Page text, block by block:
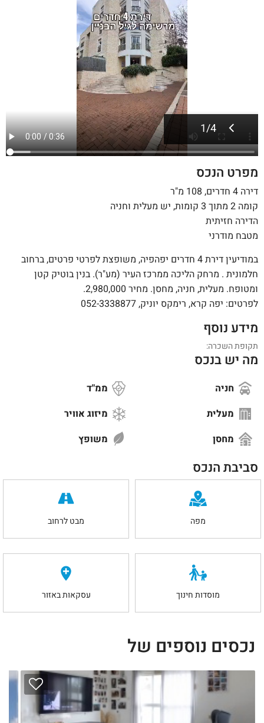
1/4
מפרט הנכס
דירה 4 חדרים, 108 מ"ר
קומה 2 מתוך 3 קומות, יש מעלית וחניה
הדירה חזיתית
מטבח מודרני
במודיעין דירת 4 חדרים יפהפיה, משופצת לפרטי פרטים, ברחוב
חלמונית . מרחק הליכה ממרכז העיר (מע"ר). בנין בוטיק קטן
ומטופח. מעלית, חניה, מחסן. מחיר 2,980,000.
לפרטים: יפה קרא, רימקס יוניק, 052-3338877
מידע נוסף
תקופת השכרה:
מה יש בנכס
חניה
ממ"ד
מעלית
מיזוג אוויר
מחסן
משופץ
סביבת הנכס
מפה מבט לרחוב
מוסדות חינוך עסקאות באזור
נכסים נוספים של